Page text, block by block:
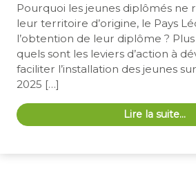
Pourquoi les jeunes diplômés ne
leur territoire d’origine, le Pays
l’obtention de leur diplôme ?
quels sont les leviers d’action à
faciliter l’installation des jeunes
2025 […]
Lire la suite…